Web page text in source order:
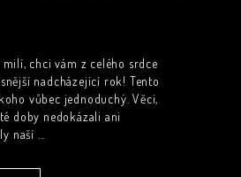
chci vám z celého srdce
nadcházející rok! Tento
vůbec jednoduchý. Věci,
doby nedokázali ani
naší